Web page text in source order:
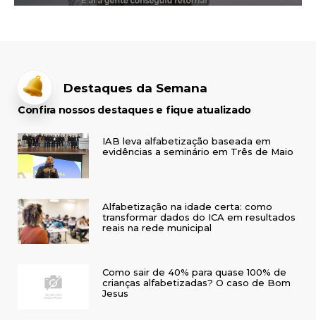
Destaques da Semana
Confira nossos destaques e fique atualizado
IAB leva alfabetização baseada em
evidências a seminário em Três de Maio
Alfabetização na idade certa: como
transformar dados do ICA em resultados
reais na rede municipal
Como sair de 40% para quase 100% de
crianças alfabetizadas? O caso de Bom
Jesus